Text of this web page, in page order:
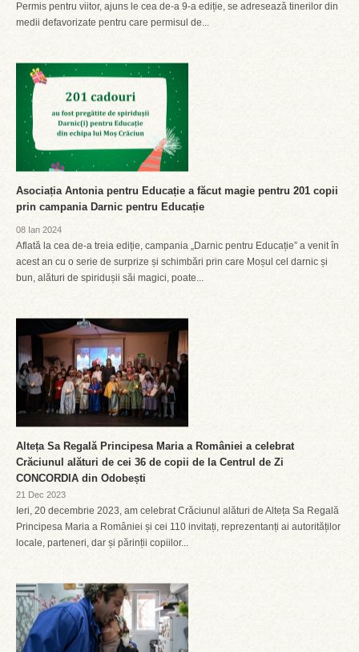
Permis pentru viitor, ajuns le cea de-a 9-a ediție, se adresează tinerilor din
medii defavorizate pentru care permisul de...
Asociația Antonia pentru Educație a făcut magie pentru 201 copii
prin campania Darnic pentru Educație
08 Ian 2024
Aflată la cea de-a treia ediție, campania „Darnic pentru Educație” a venit în
acest an cu o serie de surprize și schimbări prin care Moșul cel darnic și
bun, alături de spiridușii săi magici, poate...
Alteța Sa Regală Principesa Maria a României a celebrat
Crăciunul alături de cei 36 de copii de la Centrul de Zi
CONCORDIA din Odobești
21 Dec 2023
Ieri, 20 decembrie 2023, am celebrat Crăciunul alături de Alteța Sa Regală
Principesa Maria a României și cei 110 invitați, reprezentanți ai autorităților
locale, parteneri, dar și părinții copiilor...